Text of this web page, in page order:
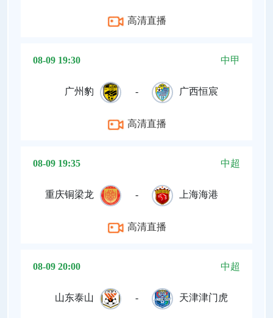
高清直播
08-09 19:30 中甲
广州豹 - 广西恒宸
高清直播
08-09 19:35 中超
重庆铜梁龙 - 上海海港
高清直播
08-09 20:00 中超
山东泰山 - 天津津门虎